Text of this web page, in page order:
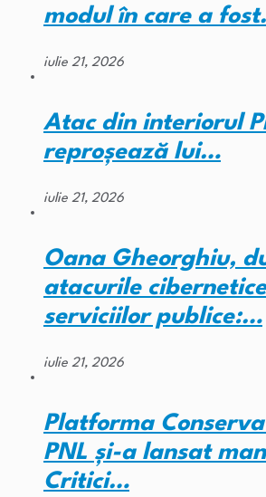
modul în care a
iulie 21, 2026
Atac din interiorul
reproșează lui…
iulie 21, 2026
Oana Gheorghiu,
atacurile
serviciilor publice:…
iulie 21, 2026
Platforma
PNL și-a lansat
Critici…